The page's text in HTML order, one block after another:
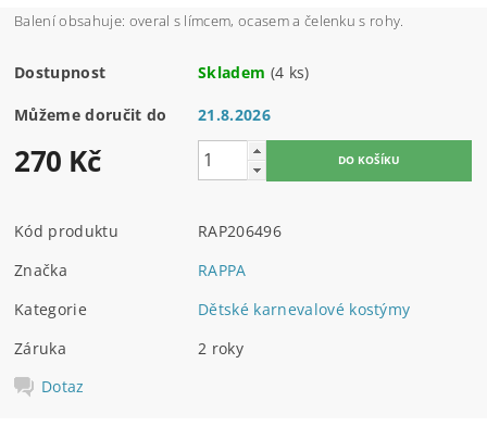
Balení obsahuje: overal s límcem, ocasem a čelenku s rohy.
Dostupnost Skladem (4 ks)
Můžeme doručit do 21.8.2026
270 Kč
Kód produktu
RAP206496
Značka
RAPPA
Kategorie
Dětské karnevalové kostýmy
Záruka
2 roky
Dotaz